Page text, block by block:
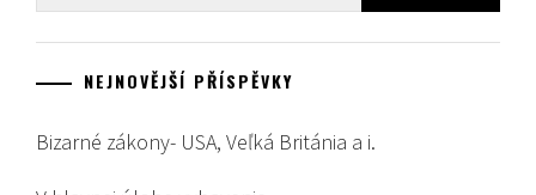
NEJNOVĚJŠÍ PŘÍSPĚVKY
Bizarné zákony- USA, Veľká Británia a i.